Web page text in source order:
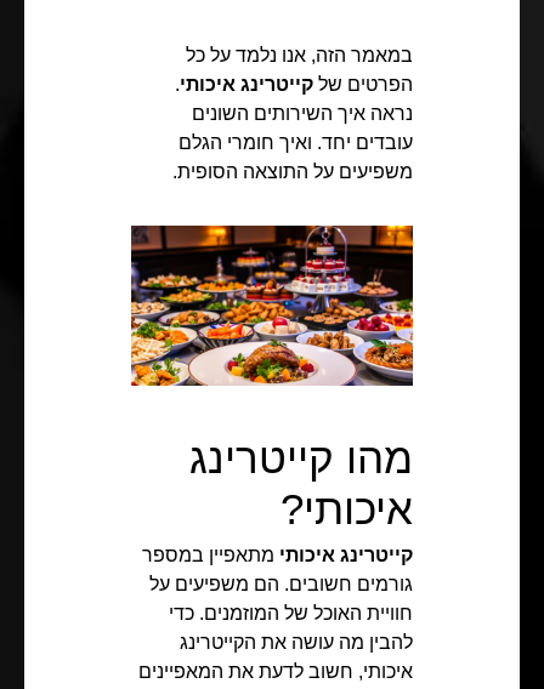
במאמר הזה, אנו נלמד על כל
הפרטים של קייטרינג איכותי.
נראה איך השירותים השונים
עובדים יחד. ואיך חומרי הגלם
משפיעים על התוצאה הסופית.
מהו קייטרינג
איכותי?
קייטרינג איכותי מתאפיין במספר
גורמים חשובים. הם משפיעים על
חוויית האוכל של המוזמנים. כדי
להבין מה עושה את הקייטרינג
איכותי, חשוב לדעת את המאפיינים